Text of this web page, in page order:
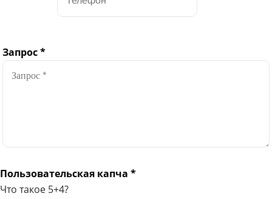
Запрос*
Пользовательская капча *
Что такое 5+4?